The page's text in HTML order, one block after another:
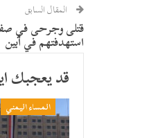
المقال السابق
قتلى وجرحى في
استهدفتهم في أبين
قد يعجبك
المساء اليمني